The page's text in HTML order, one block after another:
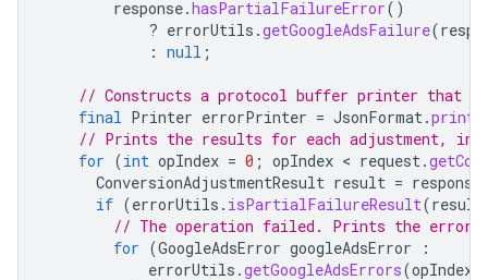
response.hasPartialFailureError()
? errorUtils .getGoogleAdsFailure(
: null ;
// Constructs a protocol buffer printer that
final Printer errorPrinter = JsonFormat.
// Prints the results for each adjustment,
for (int opIndex = 0 ; opIndex < request.
ConversionAdjustmentResult result = response
if (errorUtils . isPartialFailureResult(result
// The operation failed. Prints the error
for (GoogleAdsError googleAdsError
:
errorUtils .getGoogleAdsErrors(opIndex